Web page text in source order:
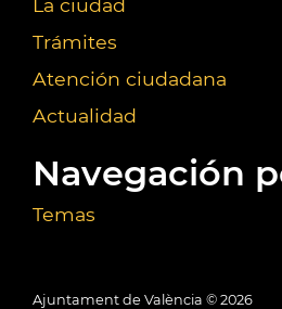
La ciudad
Trámites
Atención ciudadana
Actualidad
Navegación
Temas
Ajuntament de València © 2026